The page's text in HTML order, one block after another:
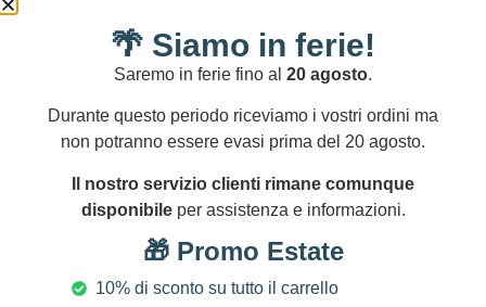
🌴 Siamo in ferie!
Saremo in ferie fino al 20 agosto.
Durante questo periodo riceviamo i vostri ordini ma
non potranno essere evasi prima del 20 agosto.
Il nostro servizio clienti rimane comunque
disponibileper assistenza e informazioni.
🎁 Promo Estate
10% di sconto su tutto il carrello